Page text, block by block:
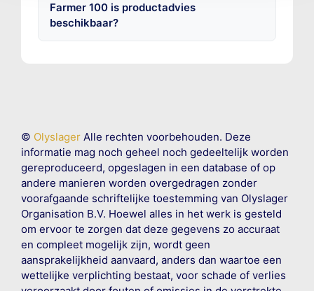
Farmer 100 is productadvies
beschikbaar?
© OlyslagerAlle rechten voorbehouden. Deze
informatie mag noch geheel noch gedeeltelijk worden
gereproduceerd, opgeslagen in een database of op
andere manieren worden overgedragen zonder
voorafgaande schriftelijke toestemming van Olyslager
Organisation B.V. Hoewel alles in het werk is gesteld
om ervoor te zorgen dat deze gegevens zo accuraat
en compleet mogelijk zijn, wordt geen
aansprakelijkheid aanvaard, anders dan waartoe een
wettelijke verplichting bestaat, voor schade of verlies